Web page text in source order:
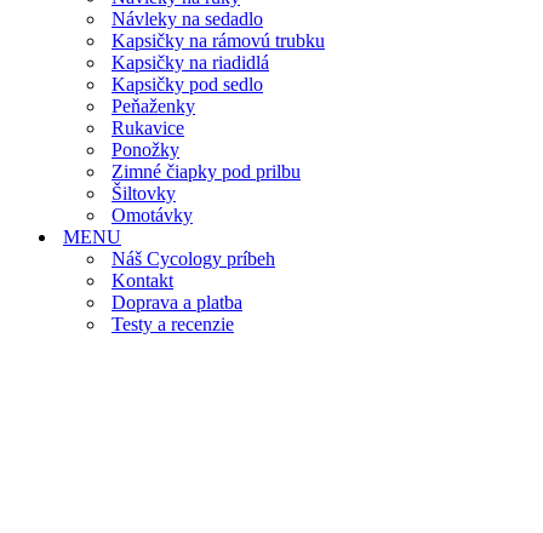
Návleky na sedadlo
Kapsičky na rámovú trubku
Kapsičky na riadidlá
Kapsičky pod sedlo
Peňaženky
Rukavice
Ponožky
Zimné čiapky pod prilbu
Šiltovky
Omotávky
MENU
Náš Cycology príbeh
Kontakt
Doprava a platba
Testy a recenzie